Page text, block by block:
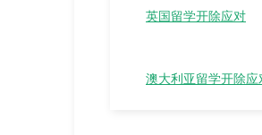
英国留学开除应对
澳大利亚留学开除应